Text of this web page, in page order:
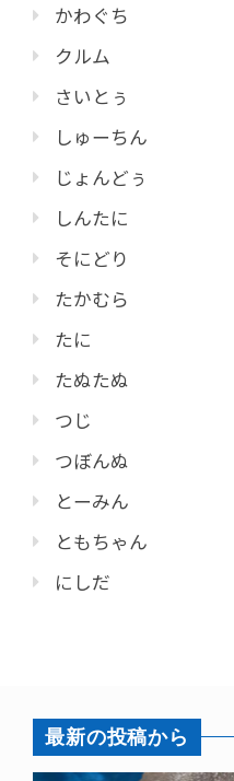
かわぐち
クルム
さいとぅ
しゅーちん
じょんどぅ
しんたに
そにどり
たかむら
たに
たぬたぬ
つじ
つぼんぬ
とーみん
ともちゃん
にしだ
最新の投稿から